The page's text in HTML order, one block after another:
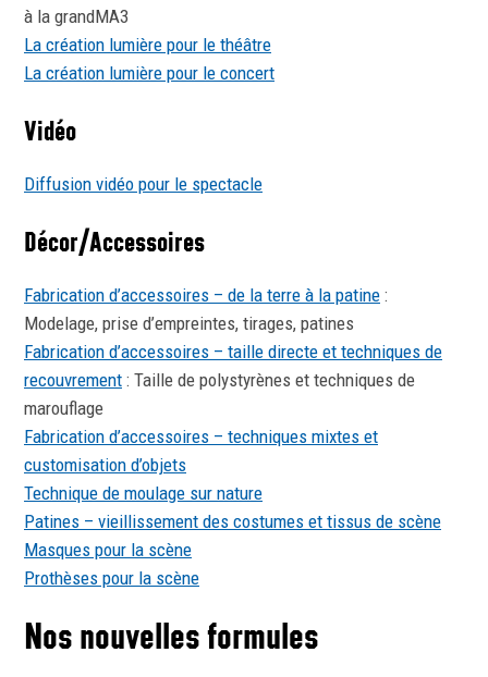
à la grandMA3
La création lumière pour le théâtre
La création lumière pour le concert
Vidéo
Diffusion vidéo pour le spectacle
Décor/Accessoires
Fabrication d’accessoires – de la terre à la patine :
Modelage, prise d’empreintes, tirages, patines
Fabrication d’accessoires – taille directe et techniques de
recouvrement : Taille de polystyrènes et techniques de
marouflage
Fabrication d’accessoires – techniques mixtes et
customisation d’objets
Technique de moulage sur nature
Patines – vieillissement des costumes et tissus de scène
Masques pour la scène
Prothèses pour la scène
Nos nouvelles formules